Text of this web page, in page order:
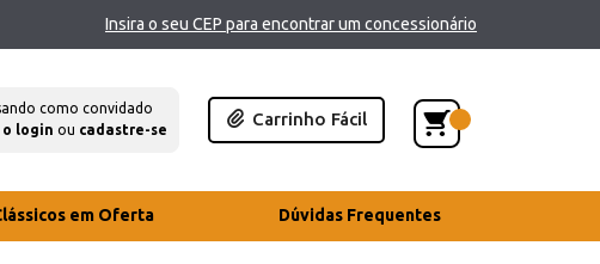
Insira o seu CEP para encontrar um concessionário
como convidado
o login ou cadastre-se
Carrinho Fácil
em Oferta Dúvidas Frequentes